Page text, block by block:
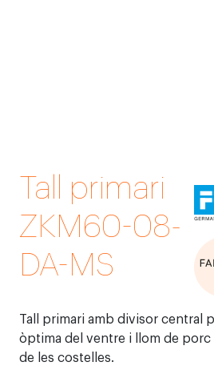
Tall primari
ZKM60-08-
DA-MS
Tall primari amb divisor central
òptima del ventre i llom de porc
de les costelles.